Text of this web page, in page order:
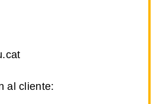
al cliente: